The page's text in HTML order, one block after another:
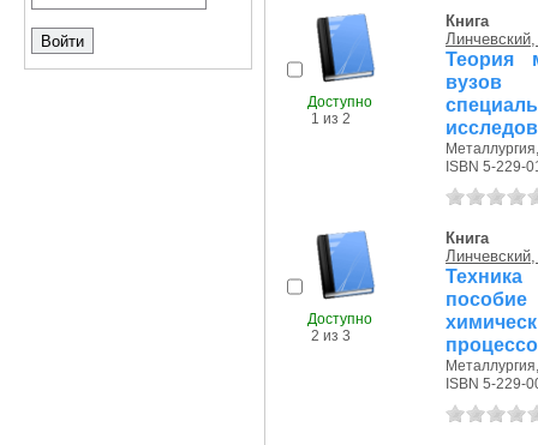
Доступно
1 из 2
Книга
Теория
вузов
ISBN 5-229-
Доступно
2 из 3
Книга
Техника
ISBN 5-229-